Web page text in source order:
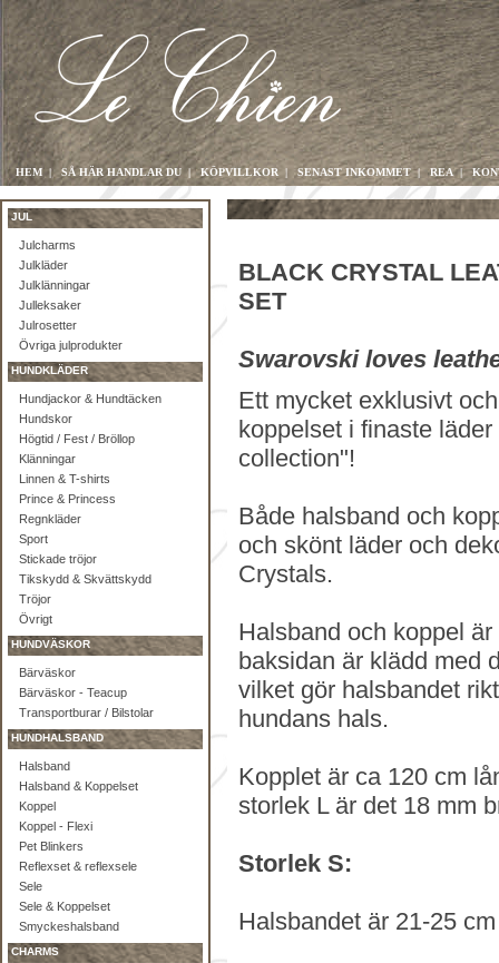
HEM | SÅ HÄR HANDLAR DU |KÖPVILLKOR | SENAST INKOMMET|REA|
JUL
Julcharms
Julkläder
Julklänningar
Julleksaker
Julrosetter
Övriga julprodukter
HUNDKLÄDER
Hundjackor & Hundtäcken
Hundskor
Högtid / Fest / Bröllop
Klänningar
Linnen & T-shirts
Prince & Princess
Regnkläder
Sport
Stickade tröjor
Tikskydd & Skvättskydd
Tröjor
Övrigt
HUNDVÄSKOR
Bärväskor
Bärväskor - Teacup
Transportburar / Bilstolar
HUNDHALSBAND
Halsband
Halsband & Koppelset
Koppel
Koppel - Flexi
Pet Blinkers
Reflexset & reflexsele
Sele
Sele & Koppelset
Smyckeshalsband
CHARMS
BLACK CRYSTAL
SET
Swarovski loves
Ett mycket exklusivt
koppelset i finaste
collection"!
Både halsband och
och skönt läder och
Crystals.
Halsband och koppel
baksidan är klädd med
vilket gör halsbandet
hundans hals.
Kopplet är ca 120 cm
storlek L är det 18 mm
Storlek S:
Halsbandet är 21-25